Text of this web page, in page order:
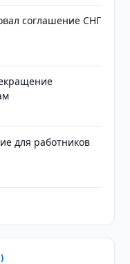
соглашение СНГ
для работников